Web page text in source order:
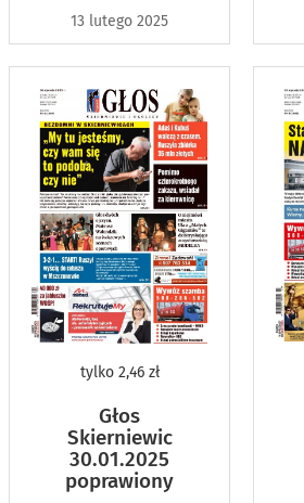
13 lutego 2025
tylko2,46 zł
Głos
Skierniewic
30.01.2025
poprawiony